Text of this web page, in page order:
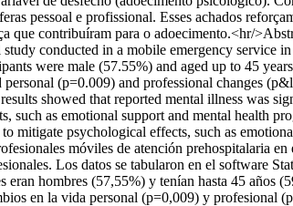
pessoal e profissional. Esses achados
que contribuíram para o adoecimento.<hr/
conducted in a mobile emergency
were male (57.55%) and aged up to 45
(p=0.009) and professional changes
showed that reported mental illness was
as emotional support and mental health
mitigate psychological effects, such as
móviles de atención prehospitalaria
Los datos se tabularon en el software
hombres (57,55%) y tenían hasta 45 años
en la vida personal (p=0,009) y profesional